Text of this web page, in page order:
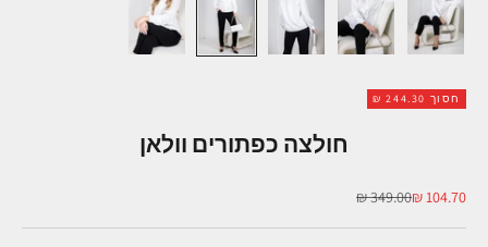
חסוך 244.30 ₪
חולצה כפתורים וולאן
מחיר מבצע
104.70 ₪ מחיר רגיל
349.00 ₪